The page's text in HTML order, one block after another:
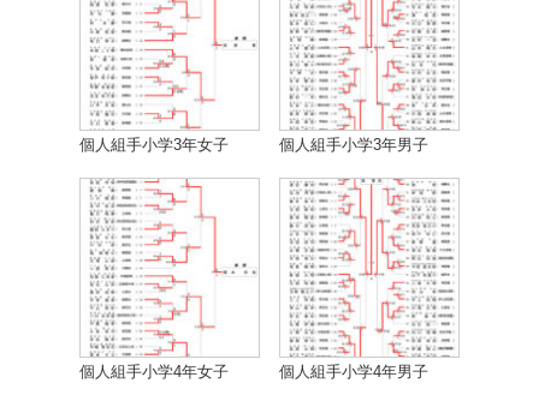
個人組手小学3年女子 個人組手小学3年男子
個人組手小学4年女子 個人組手小学4年男子